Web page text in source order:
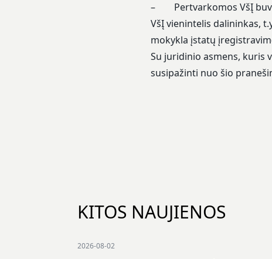
– Pertvarkomos VšĮ
VšĮ vienintelis dalininkas,
mokykla įstatų
Su juridinio asmens, kuris
susipažinti nuo šio
KITOS NAUJIENOS
2026-08-02